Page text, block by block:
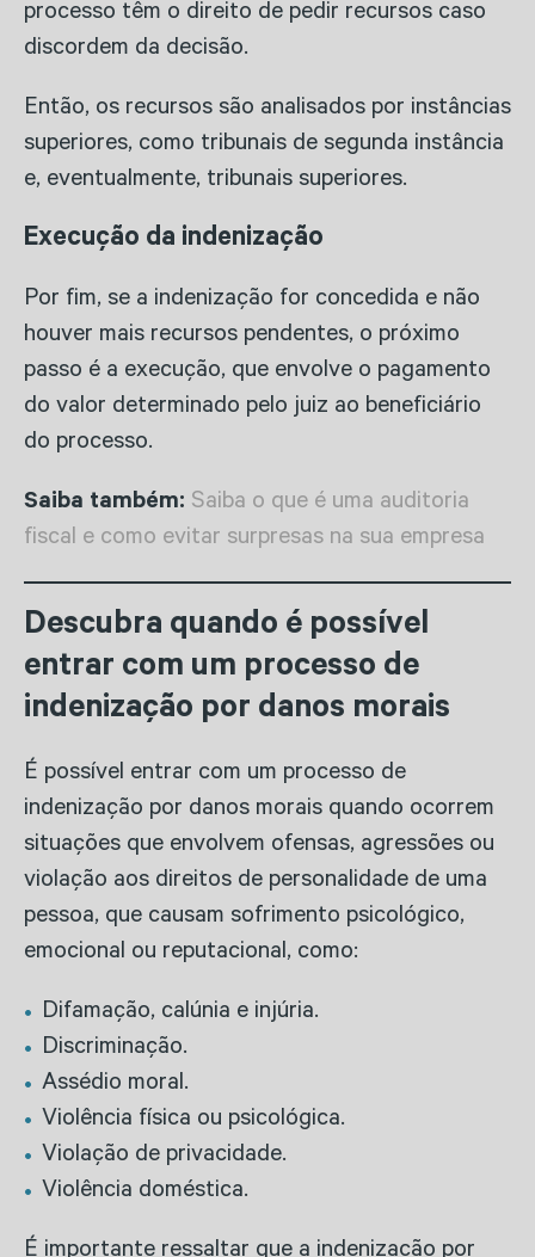
processo têm o direito de pedir recursos caso
discordem da decisão.
Então, os recursos são analisados ​​por instâncias
superiores, como tribunais de segunda instância
e, eventualmente, tribunais superiores.
Execução da indenização
Por fim, se a indenização for concedida e não
houver mais recursos pendentes, o próximo
passo é a execução, que envolve o pagamento
do valor determinado pelo juiz ao beneficiário
do processo.
Saiba também: Saiba o que é uma auditoria
fiscal e como evitar surpresas na sua empresa
Descubra quando é possível
entrar com um processo de
indenização por danos morais
É possível entrar com um processo de
indenização por danos morais quando ocorrem
situações que envolvem ofensas, agressões ou
violação aos direitos de personalidade de uma
pessoa, que causam sofrimento psicológico,
emocional ou reputacional, como:
Difamação, calúnia e injúria.
Discriminação.
Assédio moral.
Violência física ou psicológica.
Violação de privacidade.
Violência doméstica.